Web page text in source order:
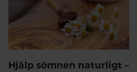
sömn är så viktig och hur brist på
sömn kan påverka både kropp
Hjälp sömnen naturligt –